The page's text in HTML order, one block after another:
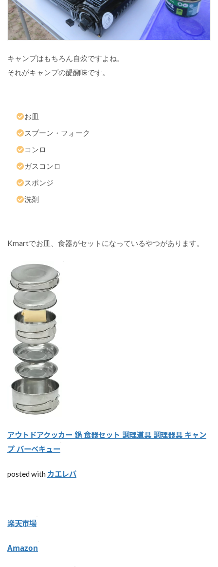
虫
に
注
4
ス
ト
ラ
ア
の
ャ
ン
オ
ス
1
7
選
ま
と
め
キャンプはもちろん自炊ですよね。
それがキャンプの醍醐味です。
お皿
スプーン・フォーク
コンロ
ガスコンロ
スポンジ
洗剤
Kmartでお皿、食器がセットになっているやつがあります。
アウトドアクッカー 鍋 食器セット 調理道具 調理器具 キャン
プ バーベキュー
posted with カエレバ
楽天市場
Amazon